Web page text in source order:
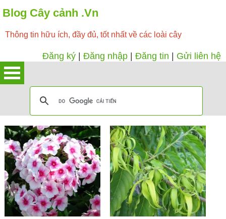
Blog Cây cảnh .Vn
Thông tin hữu ích, đầy đủ, tốt nhất về các loài cây
Đăng ký Đăng nhập Đăng tin Gửi liên hệ